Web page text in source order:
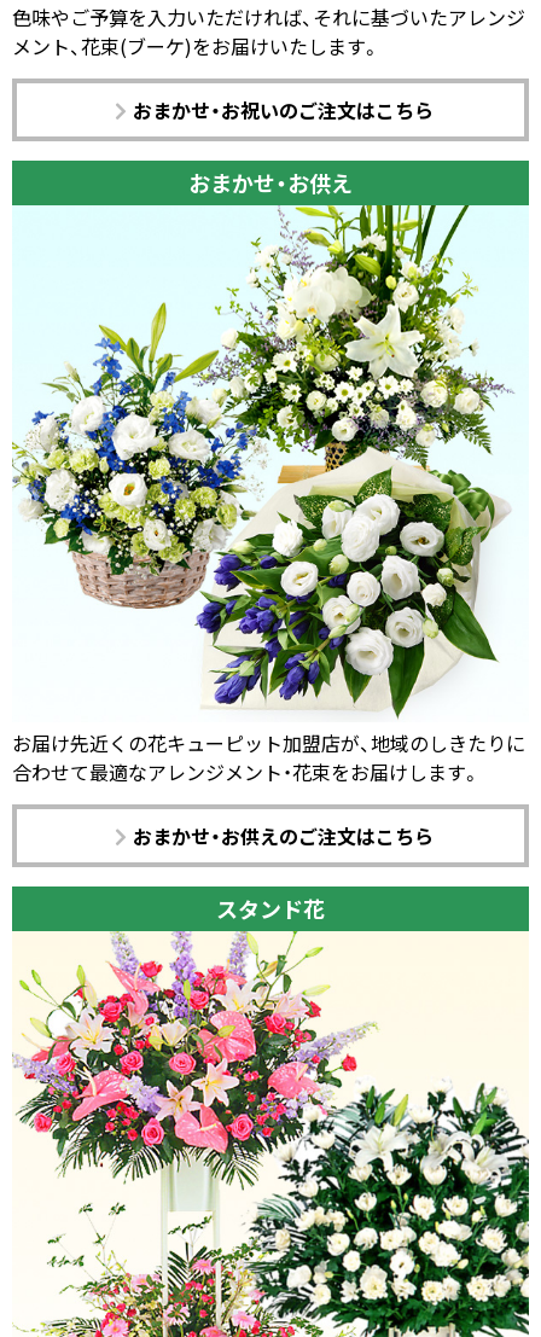
色味やご予算を入力いただければ、それに基づいたアレンジ
メント、花束(ブーケ)をお届けいたします。
おまかせ・お祝いのご注文はこちら
おまかせ・お供え
お届け先近くの花キューピット加盟店が、地域のしきたりに
合わせて最適なアレンジメント・花束をお届けします。
おまかせ・お供えのご注文はこちら
スタンド花